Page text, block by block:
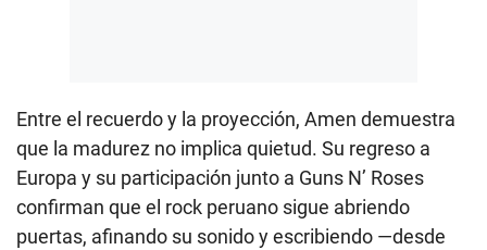
Entre el recuerdo y la proyección, Amen demuestra
que la madurez no implica quietud. Su regreso a
Europa y su participación junto a Guns N’ Roses
confirman que el rock peruano sigue abriendo
puertas, afinando su sonido y escribiendo —desde